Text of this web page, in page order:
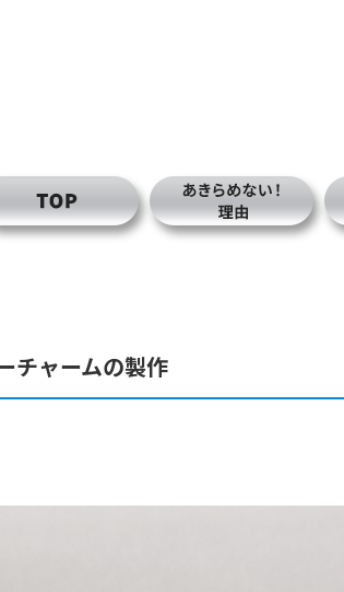
チャームの製作